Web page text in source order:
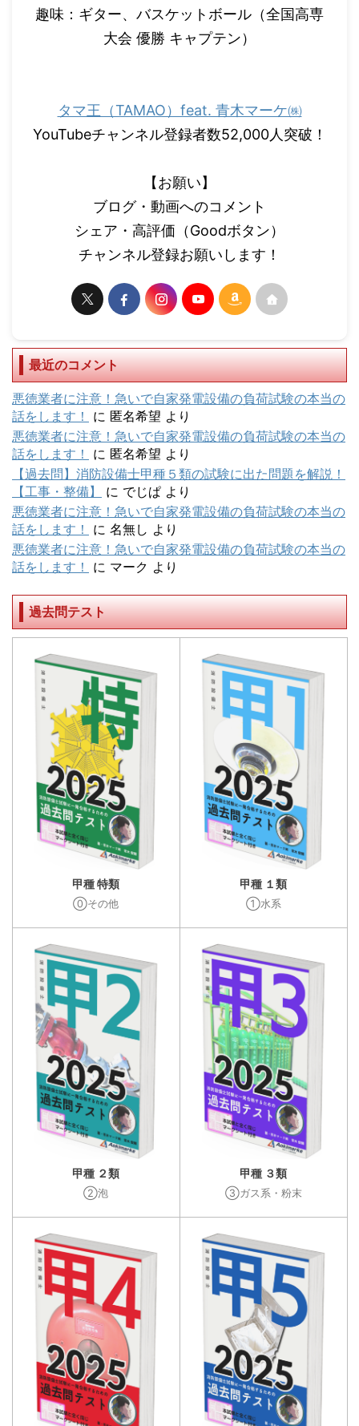
趣味：ギター、バスケットボール（全国高専
大会 優勝 キャプテン）
タマ王（TAMAO）feat. 青木マーケ㈱
YouTubeチャンネル登録者数52,000人突破！
【お願い】
ブログ・動画へのコメント
シェア・高評価（Goodボタン）
チャンネル登録お願いします！
最近のコメント
悪徳業者に注意！急いで自家発電設備の負荷試験の本当の
話をします！
に 匿名希望 より
悪徳業者に注意！急いで自家発電設備の負荷試験の本当の
話をします！
に 匿名希望 より
【過去問】消防設備士甲種５類の試験に出た問題を解説！
【工事・整備】
に でじぱ より
悪徳業者に注意！急いで自家発電設備の負荷試験の本当の
話をします！
に 名無し より
悪徳業者に注意！急いで自家発電設備の負荷試験の本当の
話をします！
に マーク より
過去問テスト
甲種 特類
⓪その他
甲種 １類
①水系
甲種 ２類
②泡
甲種 ３類
③ガス系・粉末